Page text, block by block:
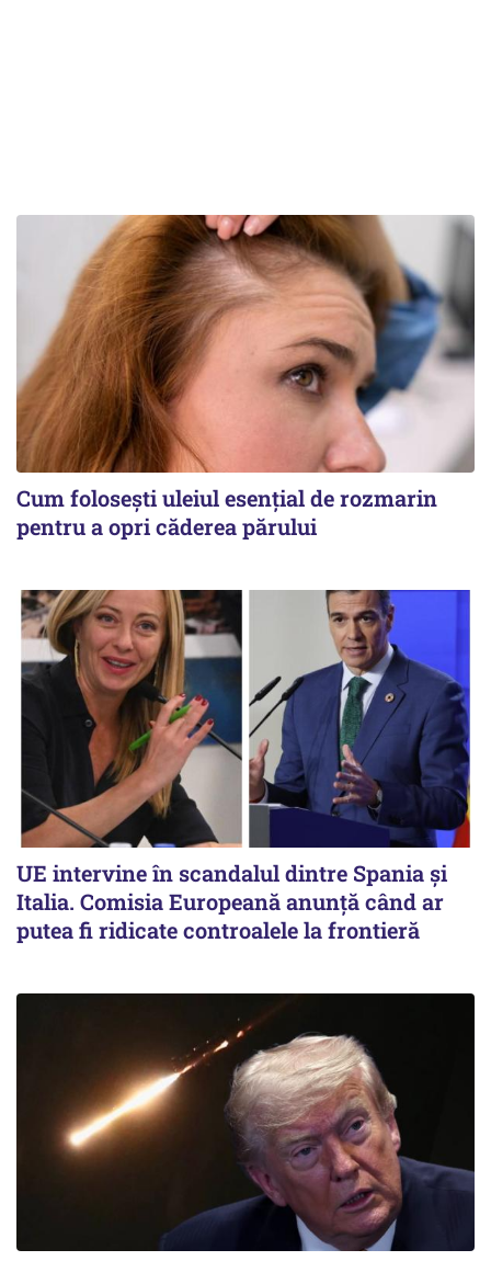
Cum folosești uleiul esențial de rozmarin
pentru a opri căderea părului
UE intervine în scandalul dintre Spania și
Italia. Comisia Europeană anunță când ar
putea fi ridicate controalele la frontieră